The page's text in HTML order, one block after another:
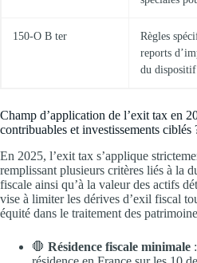
150-O B ter
Règles
reports
du dispositif
Champ d’application de l’exit tax en
contribuables et investissements ciblés
En 2025, l’exit tax s’applique
remplissant plusieurs critères liés à la
fiscale ainsi qu’à la valeur des actifs
vise à limiter les dérives d’exil fiscal
équité dans le traitement des
🛑 Résidence fiscale minimale